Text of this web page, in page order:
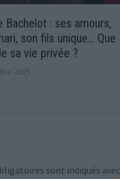
Bachelot : ses amours,
son fils unique… Que
sa vie privée ?
2025
sont indiqués avec